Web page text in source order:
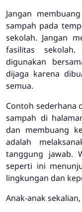
Jangan
sampah pada
sekolah. Jangan
fasilitas
digunakan
dijaga karena
semua.
Contoh sederhana
sampah di
dan membuang
adalah
tanggung jawab.
seperti ini
lingkungan dan
Anak-anak sekalian,